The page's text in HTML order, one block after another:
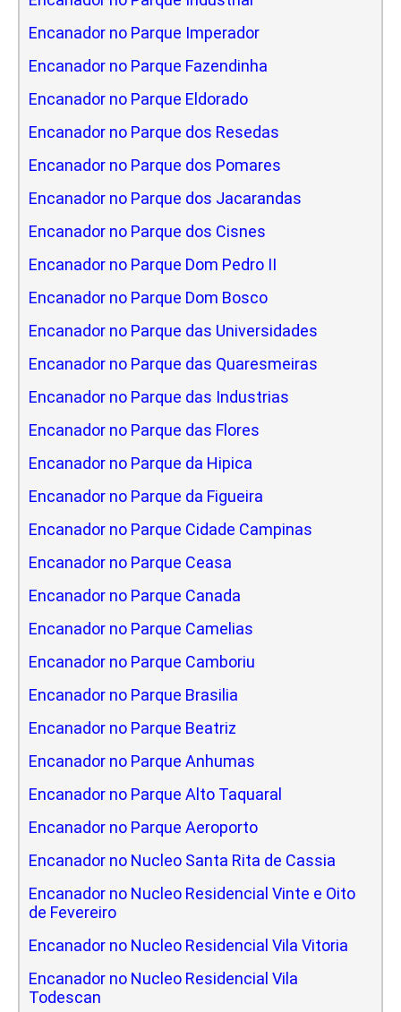
Encanador no Parque Imperador
Encanador no Parque Fazendinha
Encanador no Parque Eldorado
Encanador no Parque dos Resedas
Encanador no Parque dos Pomares
Encanador no Parque dos Jacarandas
Encanador no Parque dos Cisnes
Encanador no Parque Dom Pedro II
Encanador no Parque Dom Bosco
Encanador no Parque das Universidades
Encanador no Parque das Quaresmeiras
Encanador no Parque das Industrias
Encanador no Parque das Flores
Encanador no Parque da Hipica
Encanador no Parque da Figueira
Encanador no Parque Cidade Campinas
Encanador no Parque Ceasa
Encanador no Parque Canada
Encanador no Parque Camelias
Encanador no Parque Camboriu
Encanador no Parque Brasilia
Encanador no Parque Beatriz
Encanador no Parque Anhumas
Encanador no Parque Alto Taquaral
Encanador no Parque Aeroporto
Encanador no Nucleo Santa Rita de Cassia
Encanador no Nucleo Residencial Vinte e Oito
de Fevereiro
Encanador no Nucleo Residencial Vila Vitoria
Encanador no Nucleo Residencial Vila
Todescan